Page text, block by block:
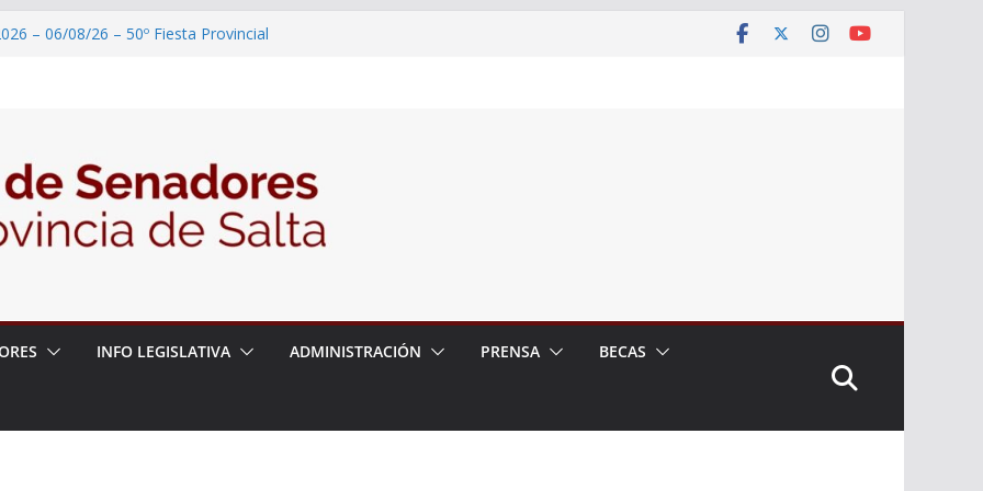
– 06/08/26 – 50º Fiesta Provincial
del Dr. Víctor Alfredo Frías
– 06/08/26 – 82° Edición de la Expo
– 06/08/26 – “Historia y memoria
del pueblo Kolla en el municipio de
INFO LEGISLATIVA ADMINISTRACIÓN PRENSA BECAS